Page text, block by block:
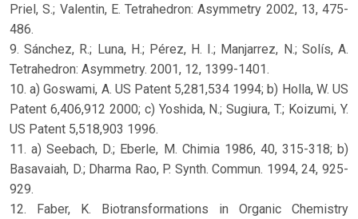
Priel, S.; Valentin, E. Tetrahedron: Asymmetry 2002, 13, 475-
486.
9. Sánchez, R.; Luna, H.; Pérez, H. I.; Manjarrez, N.; Solís, A.
Tetrahedron: Asymmetry. 2001, 12, 1399-1401.
10. a) Goswami, A. US Patent 5,281,534 1994; b) Holla, W. US
Patent 6,406,912 2000; c) Yoshida, N.; Sugiura, T.; Koizumi, Y.
US Patent 5,518,903 1996.
11. a) Seebach, D.; Eberle, M. Chimia 1986, 40, 315-318; b)
Basavaiah, D.; Dharma Rao, P. Synth. Commun. 1994, 24, 925-
929.
12. Faber, K. Biotransformations in Organic Chemistry